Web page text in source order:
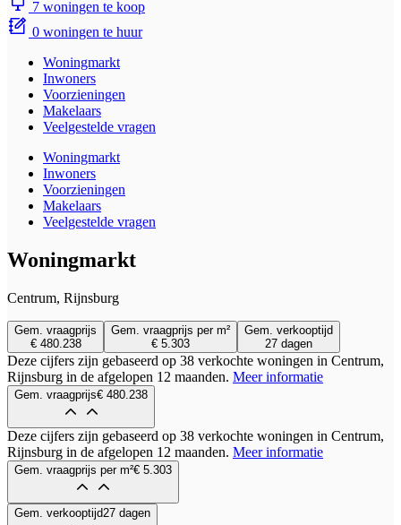
7 woningen te koop
0 woningen te huur
Woningmarkt
Inwoners
Voorzieningen
Makelaars
Veelgestelde vragen
Woningmarkt
Inwoners
Voorzieningen
Makelaars
Veelgestelde vragen
Woningmarkt
Centrum, Rijnsburg
Gem. vraagprijs
€ 480.238
Gem. vraagprijs per m²
€ 5.303
Gem. verkooptijd
27 dagen
Deze cijfers zijn gebaseerd op 38 verkochte woningen in Centrum,
Rijnsburg in de afgelopen 12 maanden. Meer informatie
Gem. vraagprijs€ 480.238
Deze cijfers zijn gebaseerd op 38 verkochte woningen in Centrum,
Rijnsburg in de afgelopen 12 maanden. Meer informatie
Gem. vraagprijs per m²€ 5.303
Gem. verkooptijd27 dagen